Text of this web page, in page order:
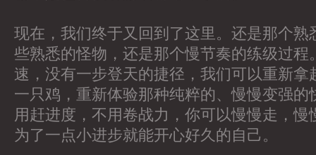
现在，我们终于又回到了这里。还是那个熟
些熟悉的怪物，还是那个慢节奏的练级过程
速，没有一步登天的捷径，我们可以重新拿
一只鸡，重新体验那种纯粹的、慢慢变强的
用赶进度，不用卷战力，你可以慢慢走，慢
为了一点小进步就能开心好久的自己。